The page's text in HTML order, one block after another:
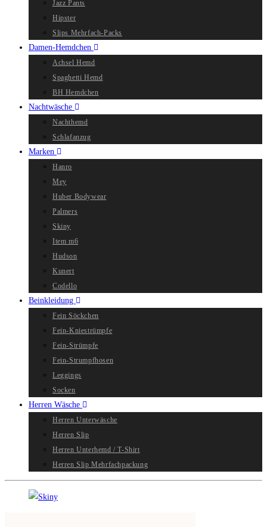
Jazz Pants
Hipster
Slips Mehrfach-Packs
Damen-Hemdchen
Achsel Hemd
Spaghetti Hemd
BH Hemdchen
Nachtwäsche
Nachthemd
Schlafanzug
Marken
Hanro
Mey
Huber Bodywear
Palmers
Skiny
Item m6
Hudson
Kunert
Codello
Beinkleidung
Fein Söckchen
Fein-Kniestrümpfe
Fein-Strümpfe
Fein-Strumpfhosen
Leggings
Socken
Herren Wäsche
Herren Unterwäsche
Herren Slip
Herren Unterhemd / T-Shirt
Herren Slip Mehrfachpackung